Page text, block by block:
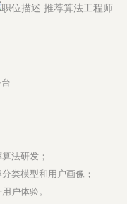
法研发；
类模型和用户画像；
户体验。